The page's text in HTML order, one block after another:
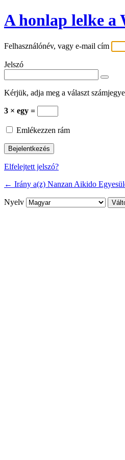
A honlap lelke a
Felhasználónév, vagy e-mail cím
Jelszó
Kérjük, adja meg a választ
3 × egy =
Emlékezzen rám
Elfelejtett jelszó?
← Irány a(z) Nanzan Aikido
Nyelv